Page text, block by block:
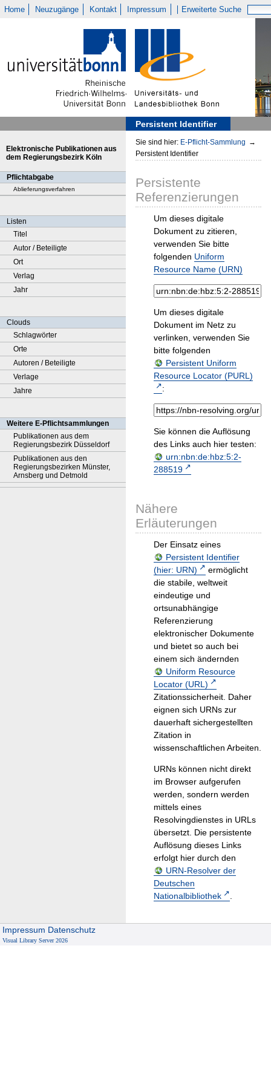
Home Neuzugänge Kontakt Impressum Erweiterte Suche
Persistent Identifier
Elektronische Publikationen aus
dem Regierungsbezirk Köln
Pflichtabgabe
Ablieferungsverfahren
Listen
Titel
Autor / Beteiligte
Ort
Verlag
Jahr
Clouds
Schlagwörter
Orte
Autoren / Beteiligte
Verlage
Jahre
Weitere E-Pflichtsammlungen
Publikationen aus dem
Regierungsbezirk Düsseldorf
Publikationen aus den
Regierungsbezirken Münster,
Arnsberg und Detmold
Sie sind hier: E-Pflicht-Sammlung →
Persistent Identifier
Persistente
Referenzierungen
Um dieses digitale
Dokument zu zitieren,
verwenden Sie bitte
folgenden Uniform
Resource Name (URN)
Um dieses digitale
Dokument im Netz zu
verlinken, verwenden Sie
bitte folgenden
Persistent Uniform
Resource Locator (PURL)
:
Sie können die Auflösung
des Links auch hier testen:
urn:nbn:de:hbz:5:2-
288519
Nähere
Erläuterungen
Der Einsatz eines
Persistent Identifier
(hier: URN)
ermöglicht
die stabile, weltweit
eindeutige und
ortsunabhängige
Referenzierung
elektronischer Dokumente
und bietet so auch bei
einem sich ändernden
Uniform Resource
Locator (URL)
Zitationssicherheit. Daher
eignen sich URNs zur
dauerhaft sichergestellten
Zitation in
wissenschaftlichen Arbeiten.
URNs können nicht direkt
im Browser aufgerufen
werden, sondern werden
mittels eines
Resolvingdienstes in URLs
übersetzt. Die persistente
Auflösung dieses Links
erfolgt hier durch den
URN-Resolver der
Deutschen
Nationalbibliothek
.
Impressum Datenschutz
Visual Library Server 2026